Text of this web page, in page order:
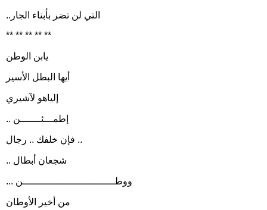
..التي لن تضر بأبناء الجار
** ** ** ** **
يابن الوطن
أيها البطل الأسير
إلياهو لآشيري
.. إطمـــئـــــــن
فإن خلفك .. رجال ..
.. شجعان أبطال
... ووطـــــــــــــــــــــــــــــــن
من أخير الأوطان